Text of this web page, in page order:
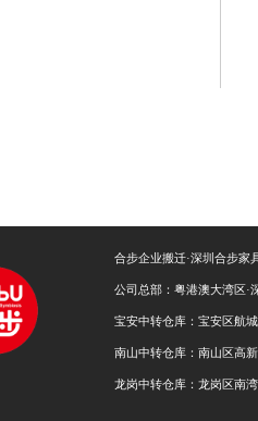
合步企业搬迁·深圳合步家
公司总部：粤港澳大湾区·
宝安中转仓库：宝安区航
南山中转仓库：南山区高
龙岗中转仓库：龙岗区南